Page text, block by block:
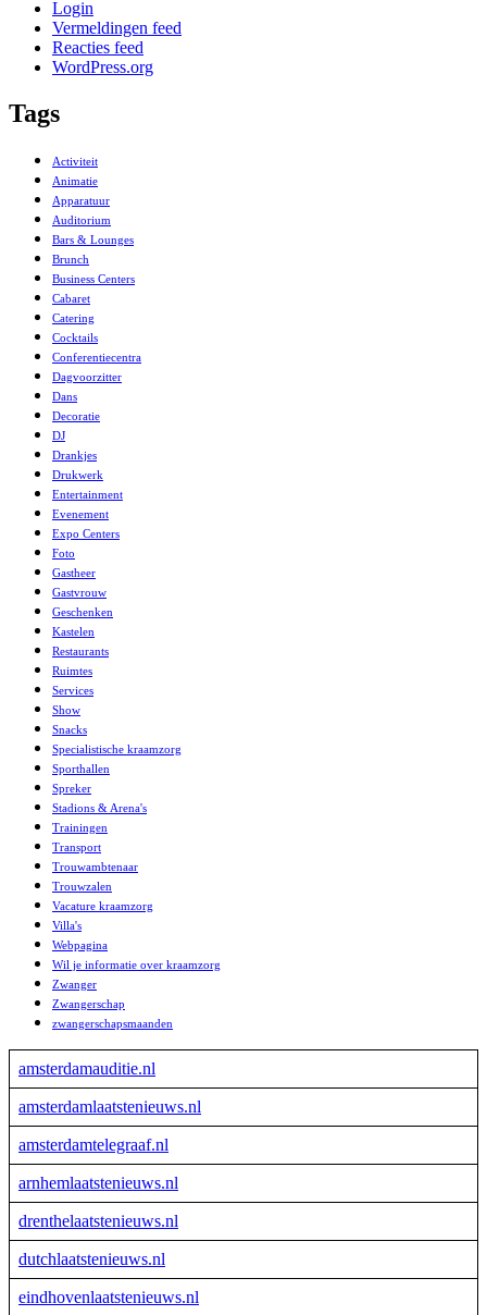
Login
Vermeldingen feed
Reacties feed
WordPress.org
Tags
Activiteit
Animatie
Apparatuur
Auditorium
Bars & Lounges
Brunch
Business Centers
Cabaret
Catering
Cocktails
Conferentiecentra
Dagvoorzitter
Dans
Decoratie
DJ
Drankjes
Drukwerk
Entertainment
Evenement
Expo Centers
Foto
Gastheer
Gastvrouw
Geschenken
Kastelen
Restaurants
Ruimtes
Services
Show
Snacks
Specialistische kraamzorg
Sporthallen
Spreker
Stadions & Arena's
Trainingen
Transport
Trouwambtenaar
Trouwzalen
Vacature kraamzorg
Villa's
Webpagina
Wil je informatie over kraamzorg
Zwanger
Zwangerschap
zwangerschapsmaanden
amsterdamauditie.nl
amsterdamlaatstenieuws.nl
amsterdamtelegraaf.nl
arnhemlaatstenieuws.nl
drenthelaatstenieuws.nl
dutchlaatstenieuws.nl
eindhovenlaatstenieuws.nl